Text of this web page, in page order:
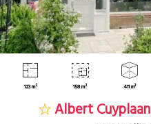
123 m² 158 m² 411 m³
Albert